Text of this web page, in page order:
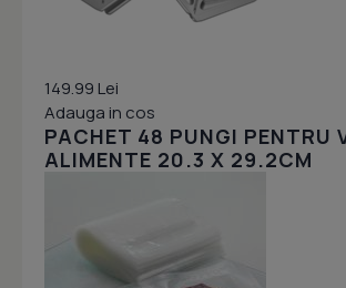
149.99 Lei
Adauga in cos
PACHET 48 PUNGI PENTRU
ALIMENTE 20.3 X 29.2CM